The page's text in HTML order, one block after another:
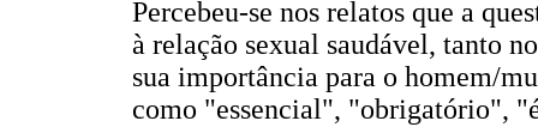
Percebeu-se nos relatos que a
à relação sexual saudável, tanto
sua importância para o homem/
como "essencial", "obrigatório",